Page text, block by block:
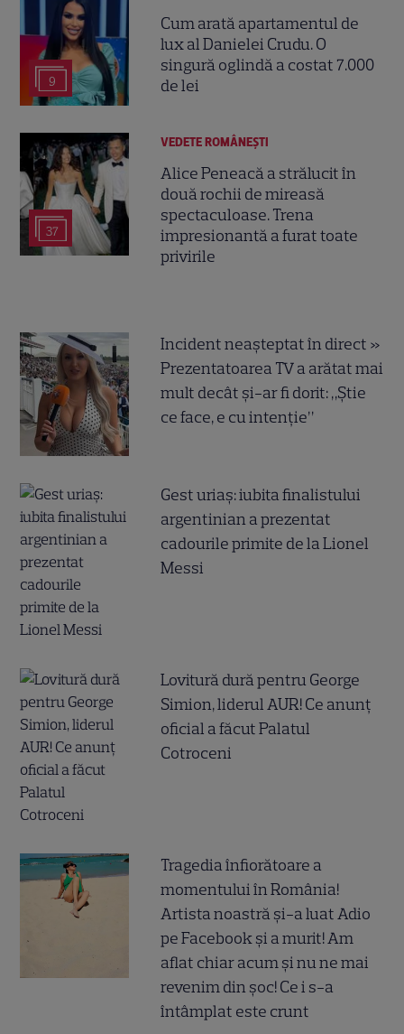
9
Cum arată apartamentul de
lux al Danielei Crudu. O
singură oglindă a costat 7.000
de lei
37
VEDETE ROMÂNEŞTI
Alice Peneacă a strălucit în
două rochii de mireasă
spectaculoase. Trena
impresionantă a furat toate
privirile
Incident neașteptat în direct »
Prezentatoarea TV a arătat mai
mult decât și-ar fi dorit: „Știe
ce face, e cu intenție”
Gest uriaș: iubita finalistului
argentinian a prezentat
cadourile primite de la Lionel
Messi
Lovitură dură pentru George
Simion, liderul AUR! Ce anunț
oficial a făcut Palatul
Cotroceni
Tragedia înfiorătoare a
momentului în România!
Artista noastră și-a luat Adio
pe Facebook și a murit! Am
aflat chiar acum și nu ne mai
revenim din șoc! Ce i s-a
întâmplat este crunt